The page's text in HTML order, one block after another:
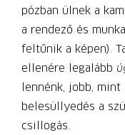
pózban ülnek a
a rendező és
feltűnik a képen).
ellenére legalább
lennénk, jobb,
belesüllyedés a
csillogás.